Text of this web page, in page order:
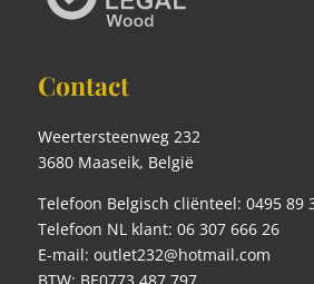
Contact
Weertersteenweg 232
3680 Maaseik, België
Telefoon Belgisch cliënteel: 0495 89
Telefoon NL klant: 06 307 666 26
E-mail: outlet232@hotmail.com